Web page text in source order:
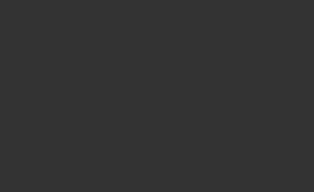
КРОССОВКИ-ХАЙКЕР XT-PATHWAY NOSTALGIA